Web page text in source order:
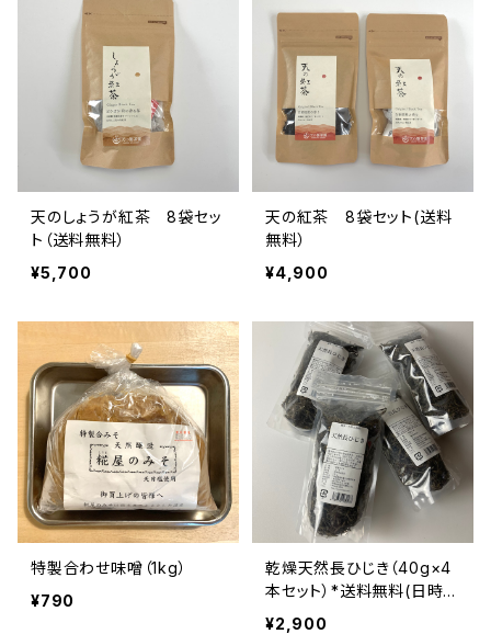
天のしょうが紅茶 8袋セッ
ト（送料無料）
¥5,700
天の紅茶 8袋セット(送料
無料）
¥4,900
特製合わせ味噌（1kg）
¥790
乾燥天然長ひじき（40g×4
本セット）*送料無料(日時指
定不可）
¥2,900